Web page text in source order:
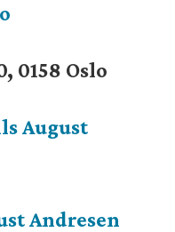
0158 Oslo
August
Andresen